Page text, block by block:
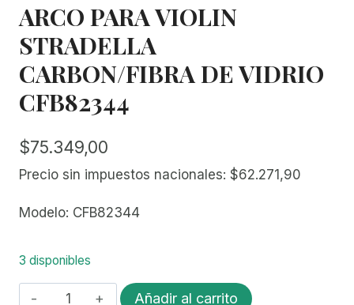
ARCO PARA VIOLIN
STRADELLA
CARBON/FIBRA DE VIDRIO
CFB82344
$75.349,00
Precio sin impuestos nacionales: $62.271,90
Modelo: CFB82344
3 disponibles
ARCO
Añadir al carrito